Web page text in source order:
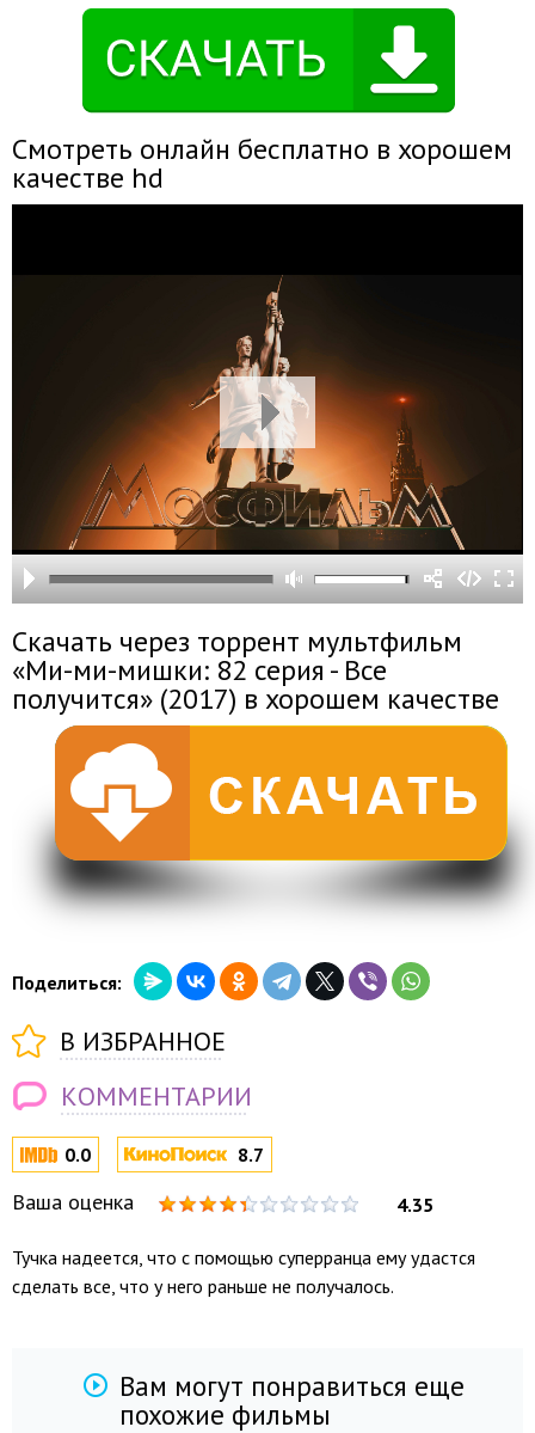
0.0 8.7
Ваша оценка 4.35
Тучка надеется, что с помощью суперранца ему удастся
сделать все, что у него раньше не получалось.
Смотреть онлайн бесплатно в хорошем
качестве hd
Скачать через торрент мультфильм
«Ми-ми-мишки: 82 серия - Все
получится» (2017) в хорошем качестве
Поделиться:
В ИЗБРАННОЕ
КОММЕНТАРИИ
Вам могут понравиться еще
похожие фильмы